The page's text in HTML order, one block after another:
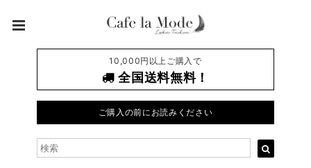
10,000円以上ご購入で
全国送料無料！
ご購入の前にお読みください